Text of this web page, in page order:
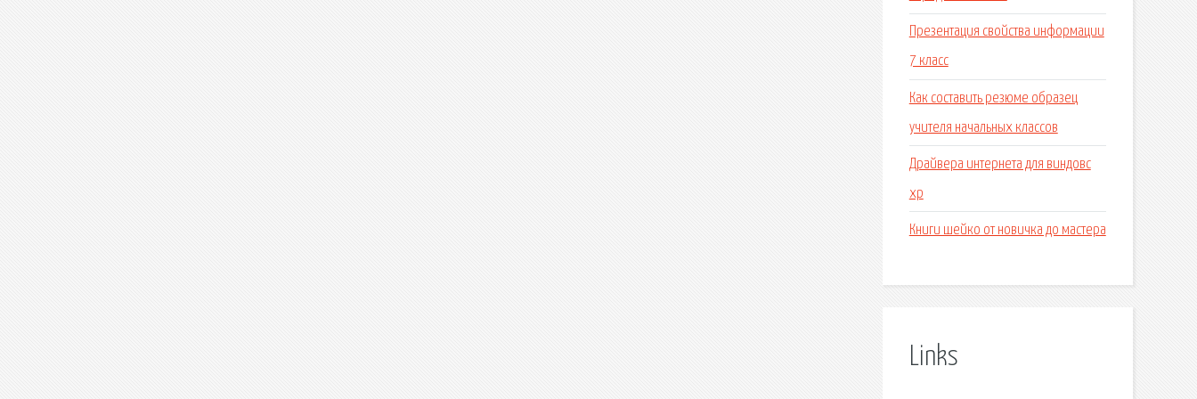
Презентация свойства информации
7 класс
Как составить резюме образец
учителя начальных классов
Драйвера интернета для виндовс
хр
Книги шейко от новичка до мастера
Links